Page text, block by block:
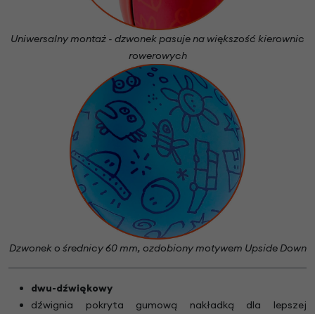
Uniwersalny montaż - dzwonek pasuje na większość kierownic
rowerowych
Dzwonek o średnicy 60 mm, ozdobiony motywem Upside Down
dwu-dźwiękowy
dźwignia pokryta gumową nakładką dla lepszej